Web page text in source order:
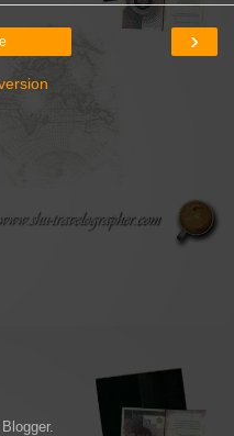
›
Blogger.